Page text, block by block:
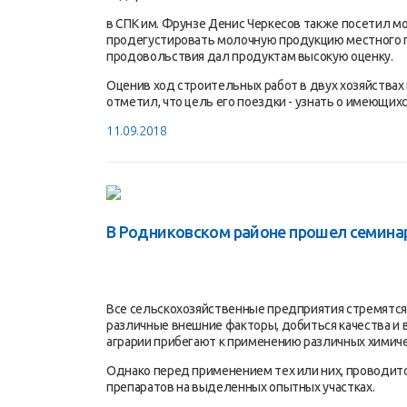
в СПК им. Фрунзе Денис Черкесов также посетил
продегустировать молочную продукцию местного
продовольствия дал продуктам высокую оценку.
Оценив ход строительных работ в двух
отметил, что цель его поездки - узнать о
11.09.2018
В Родниковском районе прошел
Все сельскохозяйственные предприятия
различные внешние факторы, добиться качества и
аграрии прибегают к применению различных
Однако перед применением тех или них,
препаратов на выделенных опытных участках.